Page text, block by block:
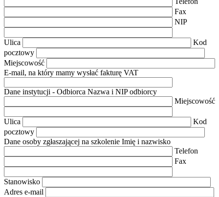
Fax
NIP
Ulica
Kod
pocztowy
Miejscowość
E-mail, na który mamy wysłać fakturę VAT
Dane instytucji - Odbiorca Nazwa i NIP odbiorcy
Miejscowość
Ulica
Kod
pocztowy
Dane osoby zgłaszającej na szkolenie Imię i nazwisko
Telefon
Fax
Stanowisko
Adres e-mail